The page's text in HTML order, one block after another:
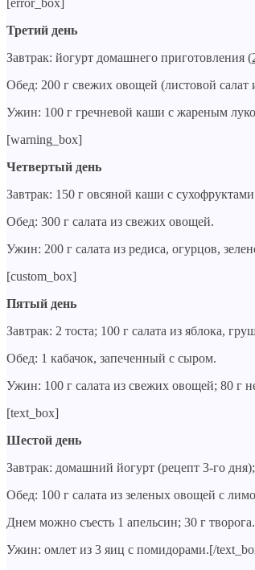
[error_box]
Третий день
Завтрак: йогурт домашнего приготовления (
Обед: 200 г свежих овощей (листовой
Ужин: 100 г гречневой каши с жареным
[warning_box]
Четвертый день
Завтрак: 150 г овсяной каши с
Обед: 300 г салата из свежих овощей.
Ужин: 200 г салата из редиса, огурцов,
[custom_box]
Пятый день
Завтрак: 2 тоста; 100 г салата из яблока,
Обед: 1 кабачок, запеченный с сыром.
Ужин: 100 г салата из свежих овощей; 80 г
[text_box]
Шестой день
Завтрак: домашний йогурт (рецепт 3-го
Обед: 100 г салата из зеленых овощей с
Днем можно съесть 1 апельсин; 30 г творога.
Ужин: омлет из 3 яиц с помидорами.[/